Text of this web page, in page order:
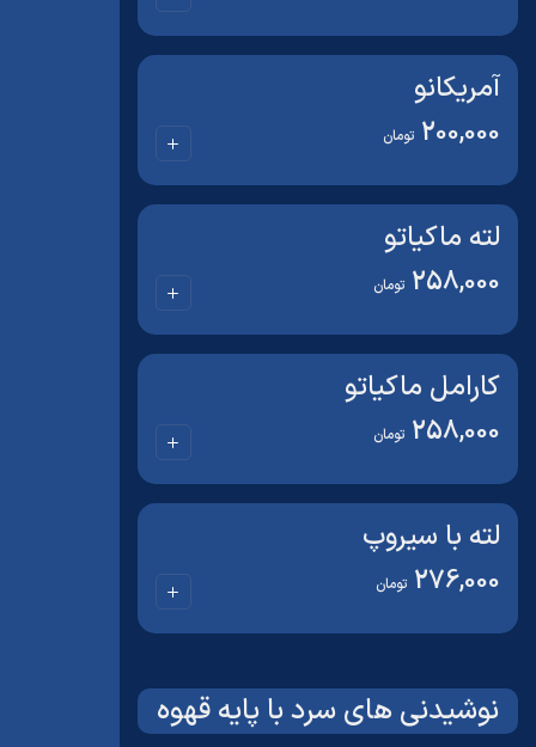
آمریکانو
200,000 تومان
لته ماکیاتو
258,000 تومان
کارامل ماکیاتو
258,000 تومان
لته با سیروپ
276,000 تومان
نوشیدنی های سرد با پایه قهوه